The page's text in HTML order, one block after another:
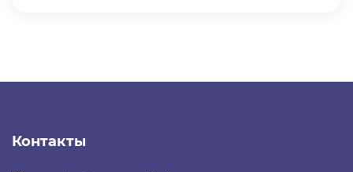
Контакты